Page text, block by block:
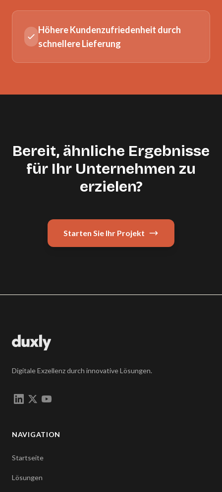
Höhere Kundenzufriedenheit durch
schnellere Lieferung
Bereit, ähnliche Ergebnisse
für Ihr Unternehmen zu
erzielen?
Starten Sie Ihr Projekt
Digitale Exzellenz durch innovative Lösungen.
NAVIGATION
Startseite
Lösungen